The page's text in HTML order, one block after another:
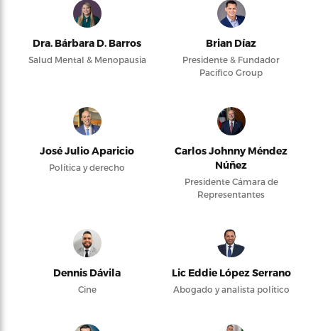
Dra. Bárbara D. Barros
Salud Mental & Menopausia
Brian Díaz
Presidente & Fundador
Pacifico Group
José Julio Aparicio
Política y derecho
Carlos Johnny Méndez
Núñez
Presidente Cámara de
Representantes
Dennis Dávila
Cine
Lic Eddie López Serrano
Abogado y analista político